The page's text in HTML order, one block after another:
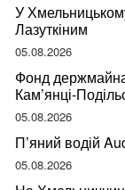
У
Лазуткіним
05.08.2026
Фонд
Кам’янці-
05.08.2026
П’яний водій
05.08.2026